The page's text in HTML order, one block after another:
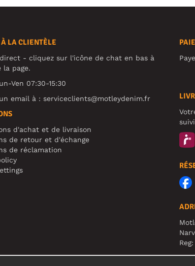
LA CLIENTÈLE
- cliquez sur l'icône de chat en bas à
la page.
Ven 07:30-15:30
email à :serviceclients@motleydenim.fr
d'achat et de livraison
de retour et d'échange
de réclamation